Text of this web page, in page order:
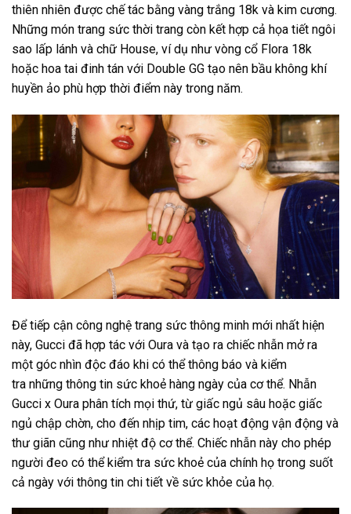
thiên nhiên được chế tác bằng vàng trắng 18k và kim cương.
Những món trang sức thời trang còn kết hợp cả họa tiết ngôi
sao lấp lánh và chữ House, ví dụ như vòng cổ Flora 18k
hoặc hoa tai đinh tán với Double GG tạo nên bầu không khí
huyền ảo phù hợp thời điểm này trong năm.
Để tiếp cận công nghệ trang sức thông minh mới nhất hiện
này, Gucci đã hợp tác với Oura và tạo ra chiếc nhẫn mở ra
một góc nhìn độc đáo khi có thể thông báo và kiểm
tra những thông tin sức khoẻ hàng ngày của cơ thể. Nhẫn
Gucci x Oura phân tích mọi thứ, từ giấc ngủ sâu hoặc giấc
ngủ chập chờn, cho đến nhịp tim, các hoạt động vận động và
thư giãn cũng như nhiệt độ cơ thể. Chiếc nhẫn này cho phép
người đeo có thể kiểm tra sức khoẻ của chính họ trong suốt
cả ngày với thông tin chi tiết về sức khỏe của họ.